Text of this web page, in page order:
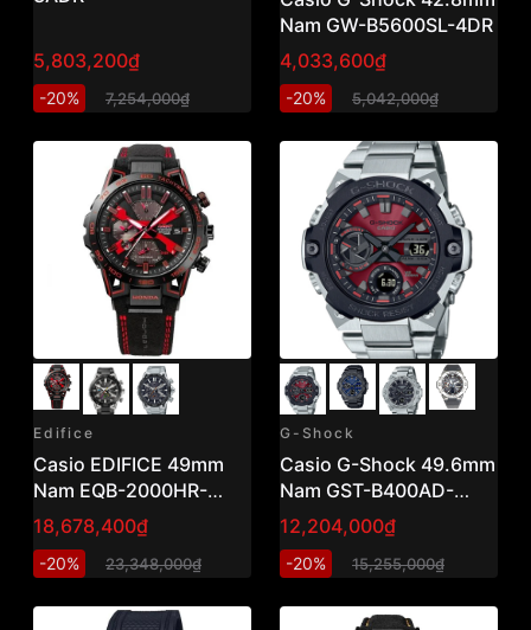
5,803,200₫
-20% 7,254,000₫
Nam GW-B5600SL-4DR
4,033,600₫
-20% 5,042,000₫
Edifice
Casio EDIFICE 49mm
Nam EQB-2000HR-
1ADR
18,678,400₫
-20% 23,348,000₫
G-Shock
Casio G-Shock 49.6mm
Nam GST-B400AD-
1A4DR
12,204,000₫
-20% 15,255,000₫